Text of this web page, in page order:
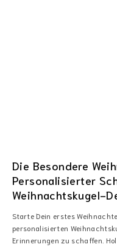
Die Besondere
Personalisierter
Weihnachtskugel-
Starte Dein erstes
personalisierten
Erinnerungen zu schaffen.